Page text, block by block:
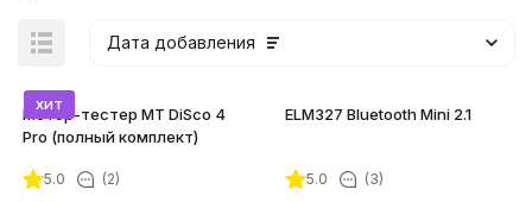
Дата добавления
хит
Мотор-тестер MT DiSco 4
Pro (полный комплект)
5.0 (2)
ELM327 Bluetooth Mini 2.1
5.0 (3)